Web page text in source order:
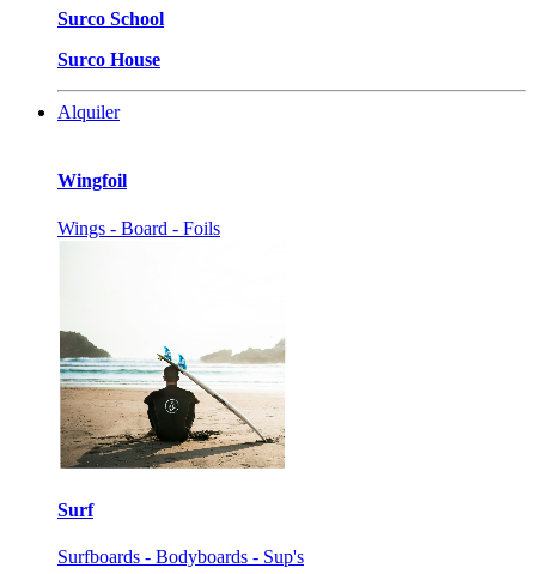
Surco School
Surco House
Alquiler
Wingfoil
Wings - Board - Foils
Surf
Surfboards - Bodyboards - Sup's